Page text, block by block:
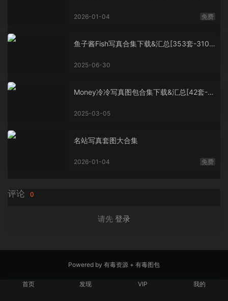
2026-01-04 免费
鱼子酱Fish写真合集下载&汇总[353套-310.
2025-06-30
Money冷冷写真图包合集下载&汇总[42套-5
2025-03-05
名站写真套图大合集
2026-01-04 免费
评论 0
请先 登录
Powered by 有毒资源 + 有毒图包
首页 发现 VIP 我的